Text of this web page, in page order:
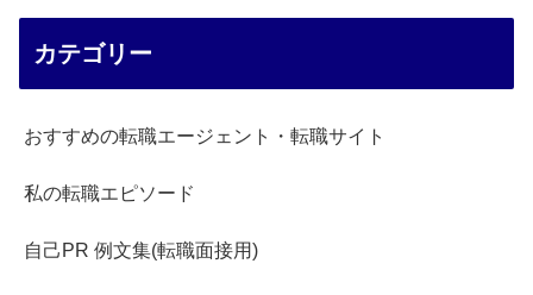
カテゴリー
おすすめの転職エージェント・転職サイト
私の転職エピソード
自己PR 例文集(転職面接用)